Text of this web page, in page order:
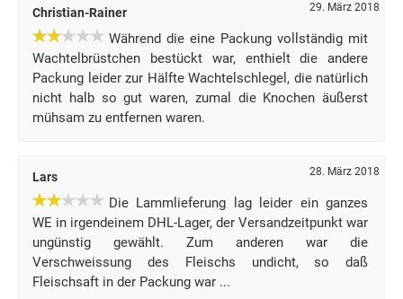
Christian-Rainer 29. März 2018
Während die eine Packung vollständig mit
Wachtelbrüstchen bestückt war, enthielt die andere
Packung leider zur Hälfte Wachtelschlegel, die natürlich
nicht halb so gut waren, zumal die Knochen äußerst
mühsam zu entfernen waren.
Lars 28. März 2018
Die Lammlieferung lag leider ein ganzes
WE in irgendeinem DHL-Lager, der Versandzeitpunkt war
ungünstig gewählt. Zum anderen war die
Verschweissung des Fleischs undicht, so daß
Fleischsaft in der Packung war ...